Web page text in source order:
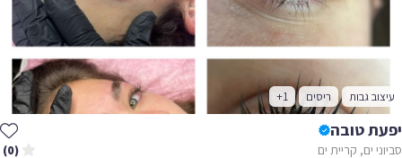
עיצוב גבות ריסים +1
יפעת טובה
סביוני ים, קריית ים (0)